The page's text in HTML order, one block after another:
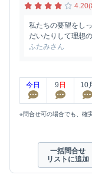
私たちの要望をし
だいたりして理想
ふたみさん
今日 9 日 10
※問合せ可の場合でも、確
一括問合せ
リストに追加